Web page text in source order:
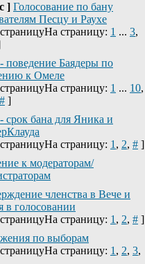
] Голосование по бану
Песцу и Раухе
На страницу: 1 ... 3,
поведение Баядеры по
к Омеле
На страницу: 1 ... 10,
# ]
срок бана для Яника и
На страницу: 1 , 2, # ]
к модераторам/
членства в Вече и
в голосовании
На страницу: 1 , 2, # ]
по выборам
На страницу: 1 , 2, 3,